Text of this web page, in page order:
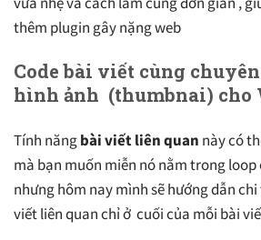
thêm plugin gây nặng web
Code bài viết cùng
hình ảnh (thumbnai) cho
Tính năngbài viết liên quan này có
mà bạn muốn miễn nó nằm trong loop
nhưng hôm nay mình sẽ hướng dẫn
viết liên quan chỉ ở cuối của mỗi bài